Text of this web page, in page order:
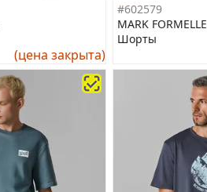
(цена закрыта)
#602579
MARK FORMELLE
Шорты